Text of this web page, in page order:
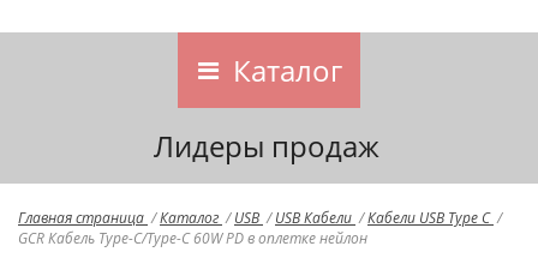
Каталог
Лидеры продаж
Главная страница /Каталог / USB / USB Кабели /Кабели USB Type C /
GCR Кабель Type-C/Type-C 60W PD в оплетке нейлон